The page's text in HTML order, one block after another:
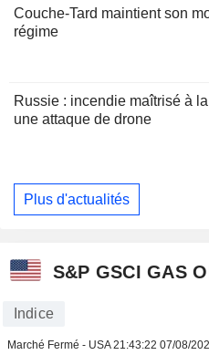
Couche-Tard maintient son
régime
Russie : incendie maîtrisé à
une attaque de drone
Plus d'actualités
S&P GSCI GAS
Indice
Marché Fermé - USA21:43:22 07/08/